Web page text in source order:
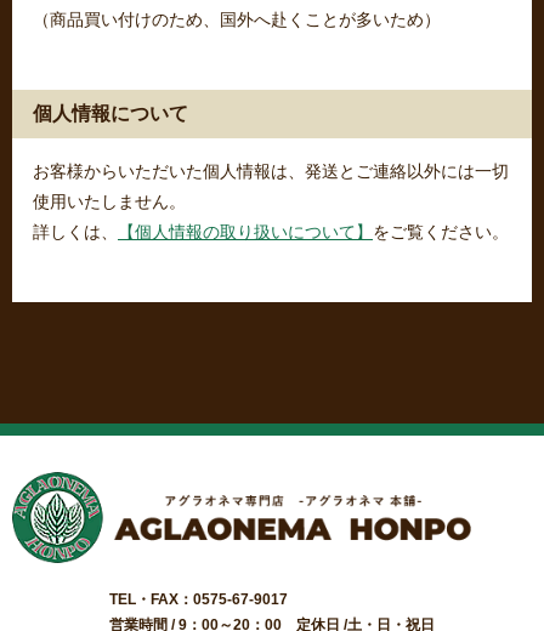
（商品買い付けのため、国外へ赴くことが多いため）
個人情報について
お客様からいただいた個人情報は、発送とご連絡以外には一切
使用いたしません。
詳しくは、
【個人情報の取り扱いについて】 をご覧ください。
TEL・FAX：0575-67-9017
営業時間 / 9：00～20：00 定休日 /土・日・祝日